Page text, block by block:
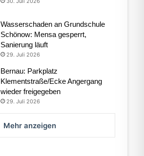
Wasserschaden an Grundschule
Schönow: Mensa gesperrt,
Sanierung läuft
29. Juli 2026
Bernau: Parkplatz
Klementstraße/Ecke Angergang
wieder freigegeben
29. Juli 2026
Mehr anzeigen